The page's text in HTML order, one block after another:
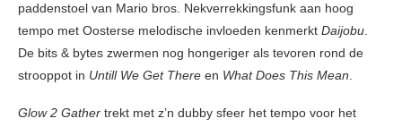
paddenstoel van Mario bros. Nekverrekkingsfunk aan hoog
tempo met Oosterse melodische invloeden kenmerkt Daijobu.
De bits & bytes zwermen nog hongeriger als tevoren rond de
strooppot in Untill We Get There en What Does This Mean.
Glow 2 Gather trekt met z’n dubby sfeer het tempo voor het